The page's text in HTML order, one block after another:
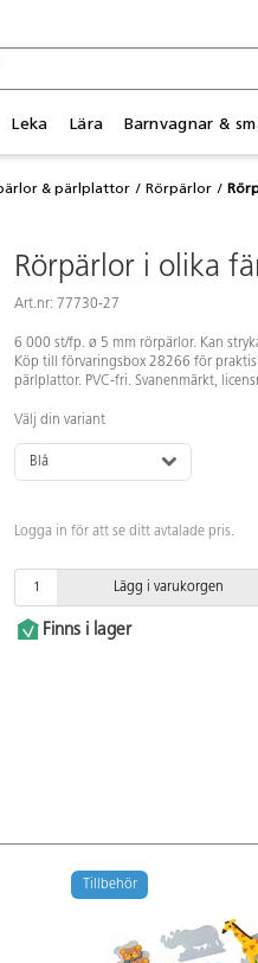
Leka Lära Barnvagnar &
& pärlplattor Rörpärlor
Rörpärlor i olika
Art.nr: 77730-27
6 000 st/fp. ø 5 mm rörpärlor. Kan
Köp till förvaringsbox 28266 för
pärlplattor. PVC-fri. Svanenmärkt,
Välj din variant
Blå
Logga in för att se ditt avtalade pris.
Lägg i varukorgen
Finns i lager
Tillbehör